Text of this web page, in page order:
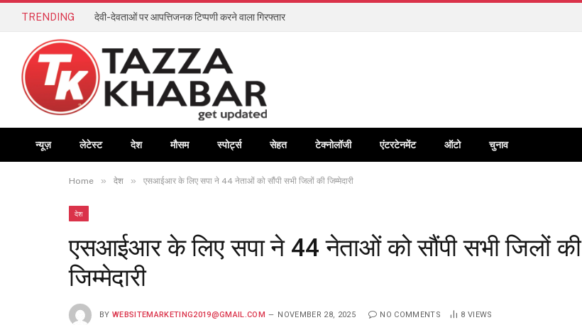
TRENDING देवी-देवताओं पर आपत्तिजनक टिप्पणी करने वाला गिरफ्तार
न्यूज़ लेटेस्ट देश मौसम स्पोर्ट्स सेहत टेक्नोलॉजी एंटरटेनमेंट ऑटो चुनाव
Home » देश » एसआईआर के लिए सपा ने 44 नेताओं को सौंपी सभी जिलों की जिम्मेदारी
देश
एसआईआर के लिए सपा ने 44 नेताओं को सौंपी सभी जिलों की
जिम्मेदारी
BY WEBSITEMARKETING2019@GMAIL.COM NOVEMBER 28, 2025 NO COMMENTS 8 VIEWS